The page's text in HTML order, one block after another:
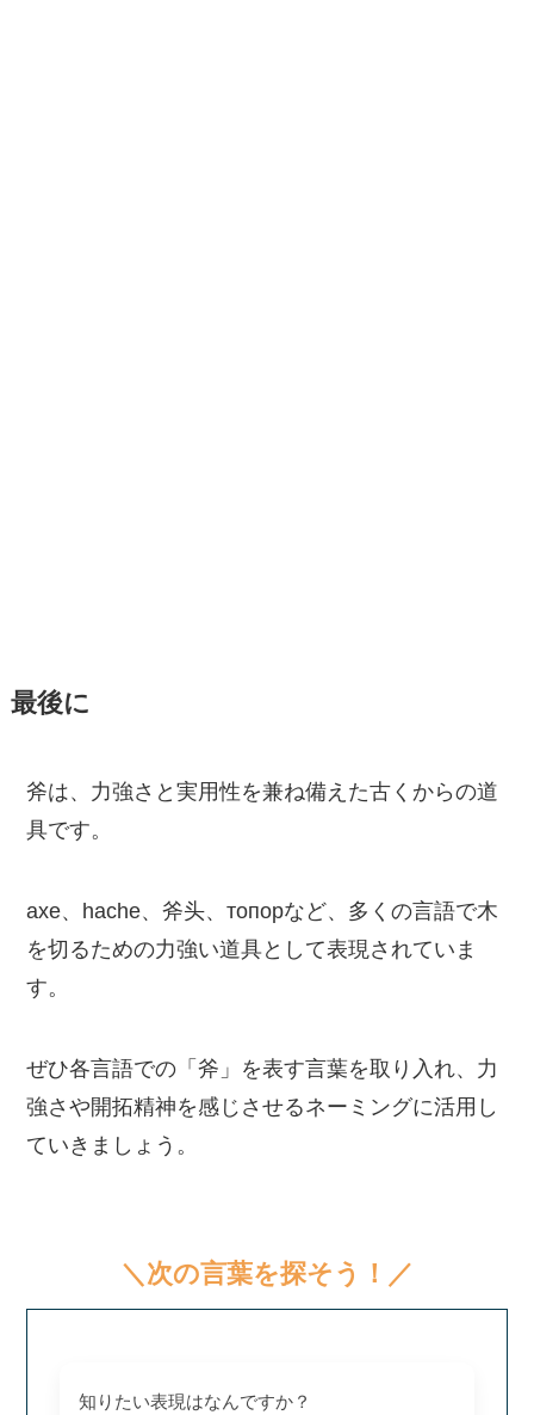
最後に
斧は、力強さと実用性を兼ね備えた古くからの道
具です。
axe、hache、斧头、топорなど、多くの言語で木
を切るための力強い道具として表現されていま
す。
ぜひ各言語での「斧」を表す言葉を取り入れ、力
強さや開拓精神を感じさせるネーミングに活用し
ていきましょう。
＼次の言葉を探そう！／
知りたい表現はなんですか？